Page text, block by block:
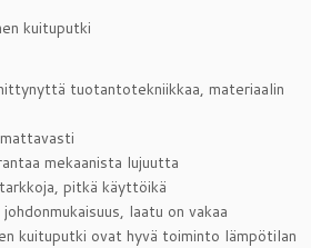
kuituputki
tuotantotekniikkaa, materiaalin
mekaanista lujuutta
pitkä käyttöikä
laatu on vakaa
kuituputki ovat hyvä toiminto lämpötilan